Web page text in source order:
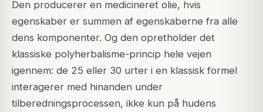
Den producerer en medicineret olie, hvis
egenskaber er summen af egenskaberne fra alle
dens komponenter. Og den opretholder det
klassiske polyherbalisme-princip hele vejen
igennem: de 25 eller 30 urter i en klassisk formel
interagerer med hinanden under
tilberedningsprocessen, ikke kun på hudens